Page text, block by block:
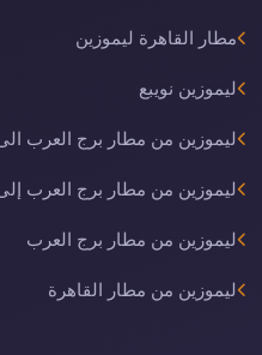
مطار القاهرة ليموزين
ليموزين نويبع
ليموزين من مطار برج العرب
ليموزين من مطار برج العرب إلى
ليموزين من مطار برج العرب
ليموزين من مطار القاهرة